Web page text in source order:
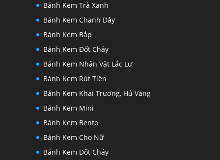
Bánh Kem Trà Xanh
Bánh Kem Chanh Dây
Bánh Kem Bắp
Bánh Kem Đốt Cháy
Bánh Kem Nhân Vật Lắc Lư
Bánh Kem Rút Tiền
Bánh Kem Khai Trương, Hủ Vàng
Bánh Kem Mini
Bánh Kem Bento
Bánh Kem Cho Nữ
Bánh Kem Đốt Cháy